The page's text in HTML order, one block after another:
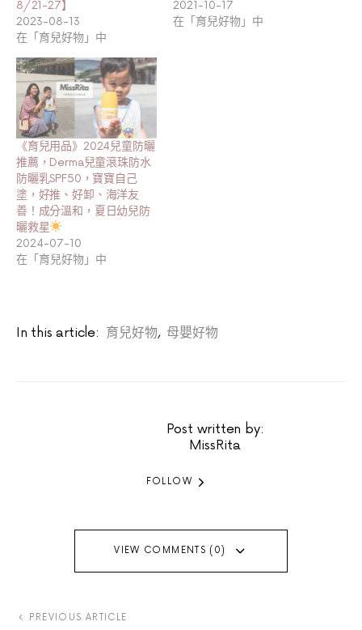
8/21-27】
2023-08-13
在「育兒好物」中
2021-10-17
在「育兒好物」中
《育兒用品》2024兒童防曬
推薦，Derma兒童滾珠防水
防曬乳SPF50，寶寶自己
塗，好推、好卸、海洋友
善！成分溫和，夏日幼兒防
曬救星
2024-07-10
在「育兒好物」中
In this article: 育兒好物, 母嬰好物
Post written by:
MissRita
FOLLOW
VIEW COMMENTS (0)
PREVIOUS ARTICLE